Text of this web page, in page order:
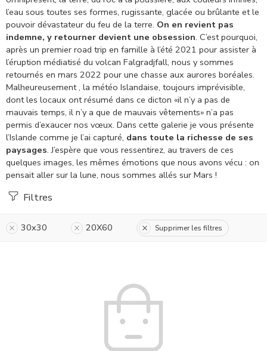
l’eau sous toutes ses formes, rugissante, glacée ou brûlante et le
pouvoir dévastateur du feu de la terre. On en revient pas
indemne, y retourner devient une obsession. C’est pourquoi,
après un premier road trip en famille à l’été 2021 pour assister à
l’éruption médiatisé du volcan Falgradjfall, nous y sommes
retournés en mars 2022 pour une chasse aux aurores boréales.
Malheureusement , la météo Islandaise, toujours imprévisible,
dont les locaux ont résumé dans ce dicton «il n’y a pas de
mauvais temps, il n’y a que de mauvais vêtements» n’a pas
permis d’exaucer nos vœux. Dans cette galerie je vous présente
l’Islande comme je l’ai capturé, dans toute la richesse de ses
paysages. J’espère que vous ressentirez, au travers de ces
quelques images, les mêmes émotions que nous avons vécu : on
pensait aller sur la lune, nous sommes allés sur Mars !
Filtres
30x30 20X60 Supprimer les filtres